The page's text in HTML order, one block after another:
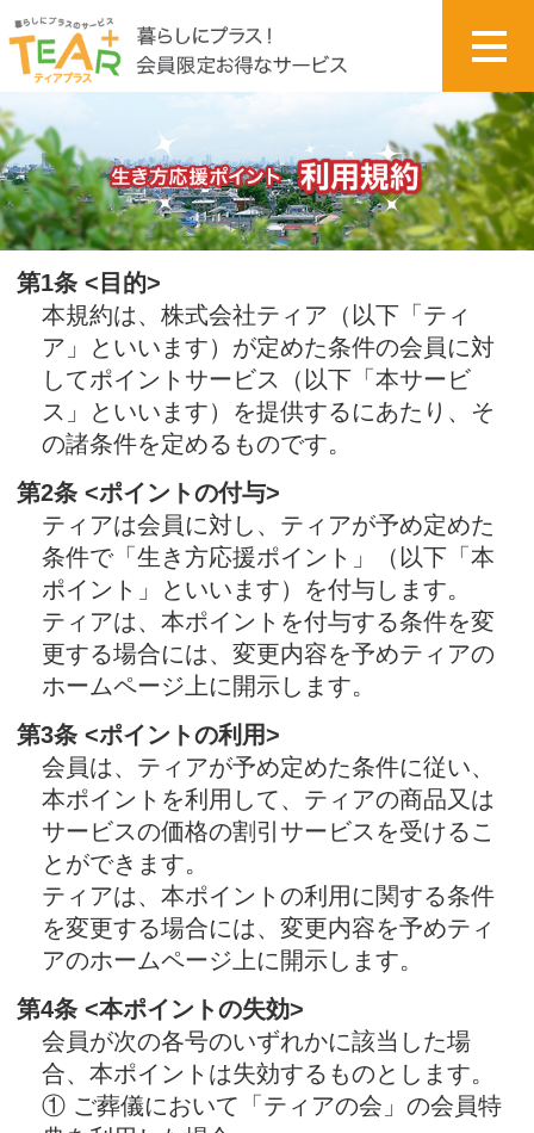
第1条 <目的>
本規約は、株式会社ティア（以下「ティ
ア」といいます）が定めた条件の会員に対
してポイントサービス（以下「本サービ
ス」といいます）を提供するにあたり、そ
の諸条件を定めるものです。
第2条 <ポイントの付与>
ティアは会員に対し、ティアが予め定めた
条件で「生き方応援ポイント」（以下「本
ポイント」といいます）を付与します。
ティアは、本ポイントを付与する条件を変
ホームページ上に開示します。
第3条 <ポイントの利用>
会員は、ティアが予め定めた条件に従い、
本ポイントを利用して、ティアの商品又は
サービスの価格の割引サービスを受けるこ
とができます。
ティアは、本ポイントの利用に関する条件
を変更する場合には、変更内容を予めティ
アのホームページ上に開示します。
第4条 <本ポイントの失効>
会員が次の各号のいずれかに該当した場
合、本ポイントは失効するものとします。
① ご葬儀において「ティアの会」の会員特
典を利用した場合
② 「ティアの会」の会員としての地位を喪
失した場合
第5条 <本サービス等の変更等>
ティアは、予めティアのホームページ上に
開示することにより、本サービスの内容を
変更し、又は本サービスを廃止することが
ティアは、予めティアのホームページ上に
開示することにより、本規約の全部又は一
部を変更することができるものとします。